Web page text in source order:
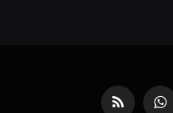
واتساب RSS